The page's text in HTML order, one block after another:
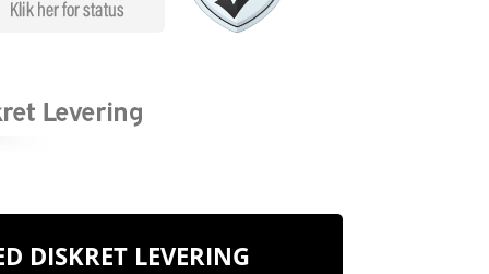
DISKRET LEVERING